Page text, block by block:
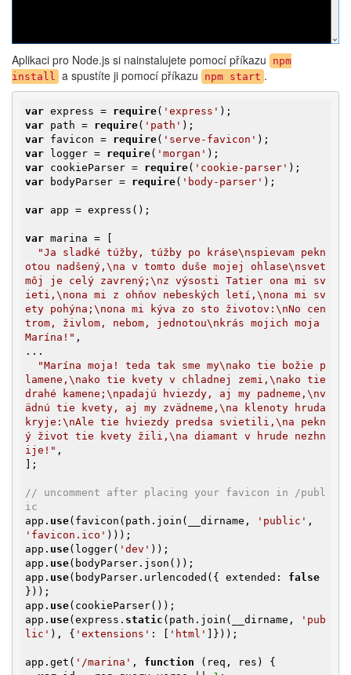
Aplikaci pro Node.js si nainstalujete pomocí příkazu
npm
install a spustíte ji pomocí příkazu npm start .
var express = require( 'express'
var path = require( 'path'
var favicon = require( 'serve-favicon'
var logger = require( 'morgan'
var cookieParser = require( 'cookie-parser'
var bodyParser = require( 'body-parser' );
var app = express();
var marina = [
"Ja sladké túžby, túžby po kráse\nspievam pekn
otou nadšený,\na v tomto duše mojej ohlase\nsvet
môj je celý zavrený;\nz výsosti Tatier ona mi sv
ieti,\nona mi z ohňov nebeských letí,\nona mi sv
ety pohýna;\nona mi kýva zo sto životov:\nNo cen
trom, živlom, nebom, jednotou\nkrás mojich moja
Marína!" ,
...
"Marína moja! teda tak sme my\nako tie božie p
lamene,\nako tie kvety v chladnej zemi,\nako tie
drahé kamene;\npadajú hviezdy, aj my padneme,\nv
ädnú tie kvety, aj my zvädneme,\na klenoty hruda
kryje:\nAle tie hviezdy predsa svietili,\na pekn
ý život tie kvety žili,\na diamant v hrude nezhn
ije!" ,
];
// uncomment after placing your favicon in /publ
ic
app. use(favicon(path.join(__dirname, 'public'
'favicon.ico' )));
app. use(logger( 'dev' ));
app. use(bodyParser.json());
app. use(bodyParser.urlencoded({ extended: false
}));
app. use(cookieParser());
app. use(express. static (path.join(__dirname,
'pub
lic' ), { 'extensions' : [ 'html' ]}));
app.get( '/marina' , function (req, res)
{